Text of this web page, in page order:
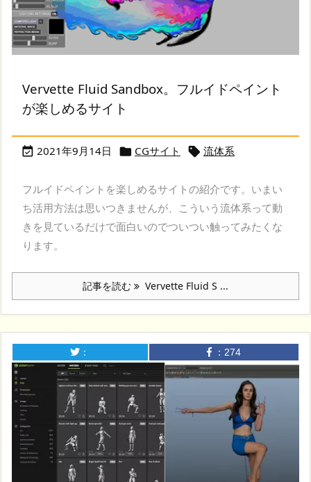
Vervette Fluid Sandbox。フルイドペイント
が楽しめるサイト
 2021年9月14日  CGサイト  流体系
フルイドペイントを楽しめるサイトの紹介です。いまい
ち活用方法は思いつきませんが、こういう流体系って動
きを見ているだけで面白いのでついつい触ってみたくな
ります。
記事を読む Vervette Fluid S ...
： ： 274